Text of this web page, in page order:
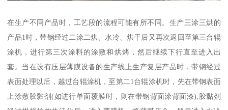
在生产不同产品时，工艺段的流程可能有所不同。生产三涂三烘的
产品1时，带钢经过二涂二烘、水冷、烘干后又再次返回至第三台辊
涂机，进行第三次涂料的涂敷和烘烤，然后继续下行直至进入出
套。当在设有压层薄膜设备的生产线上生产复层产品时，带钢经过
表面处理以后，越过台辊涂机，至第二1台辊涂机时，先在带钢表面
上涂敷胶黏剂(如进行单面覆膜时，则在带钢背面涂背面漆),胶黏剂